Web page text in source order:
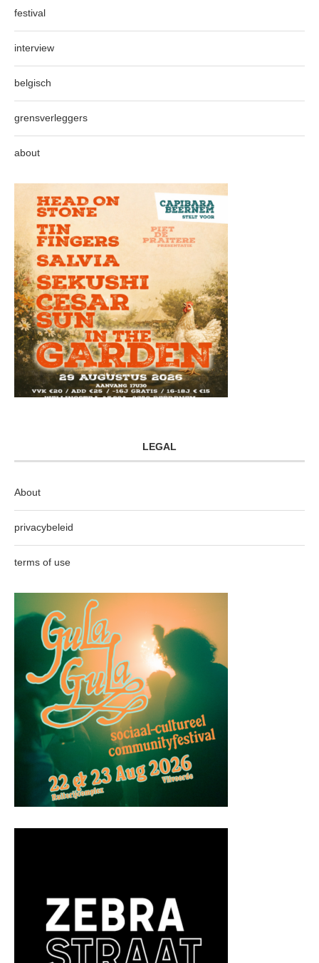
festival
interview
belgisch
grensverleggers
about
LEGAL
About
privacybeleid
terms of use